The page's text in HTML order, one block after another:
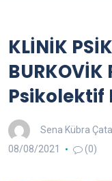
KLİNİK
BURKOVİK
Psikolektif
Sena Kübra
08/08/2021
(0)